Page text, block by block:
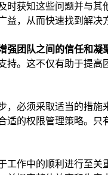
时获知这些问题并与
益，从而快速找到解决
强团队之间的信任和凝
持。这不仅有助于提
，必须采取适当的措
适的权限管理策略。
工作中的顺利进行至